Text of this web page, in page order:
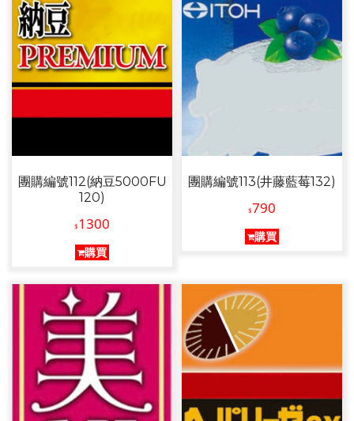
團購編號112(納豆5000FU
120)
$1300
購買
團購編號113(井藤藍莓132)
$790
購買